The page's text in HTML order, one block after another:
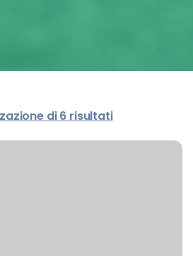
di 6 risultati